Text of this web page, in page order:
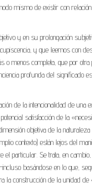
mismo de existir con
y en su prolongación
y que leemos con
o menos completa, que por
profunda del significado
de la intencionalidad de
satisfacción de la
objetiva de la
contexto) están lejos del
el particular. Se trata, en
basándose en lo que,
construcción de la unidad